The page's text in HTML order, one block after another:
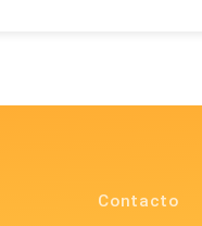
Contacto